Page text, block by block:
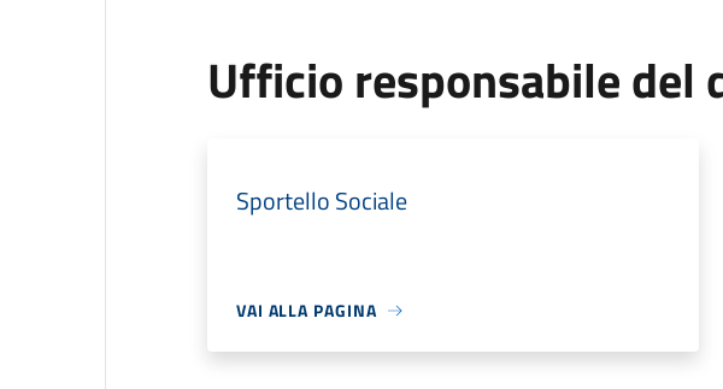
Ufficio responsabile del
Sportello Sociale
VAI ALLA PAGINA